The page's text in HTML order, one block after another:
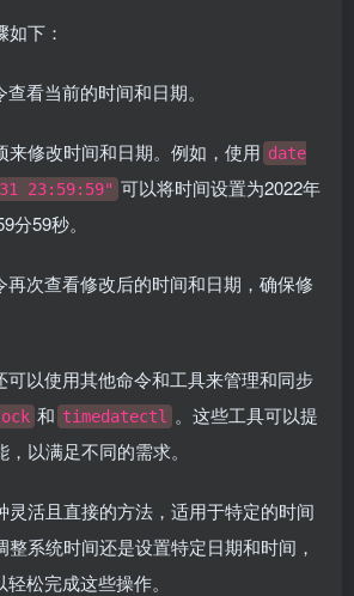
下：
查看当前的时间和日期。
来修改时间和日期。例如，使用 date
23:59:59" 可以将时间设置为2022年
分59秒。
再次查看修改后的时间和日期，确保修
可以使用其他命令和工具来管理和同步
和 timedatectl
。这些工具可以提
以满足不同的需求。
灵活且直接的方法，适用于特定的时间
系统时间还是设置特定日期和时间，
松完成这些操作。